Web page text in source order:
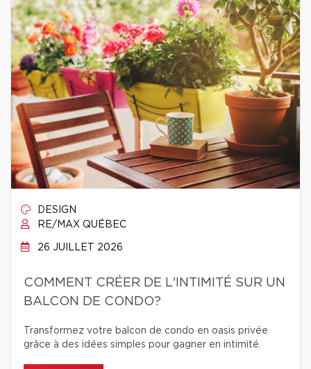
DESIGN
RE/MAX QUÉBEC
26 JUILLET 2026
COMMENT CRÉER DE L'INTIMITÉ SUR UN
BALCON DE CONDO?
Transformez votre balcon de condo en oasis privée
grâce à des idées simples pour gagner en intimité.